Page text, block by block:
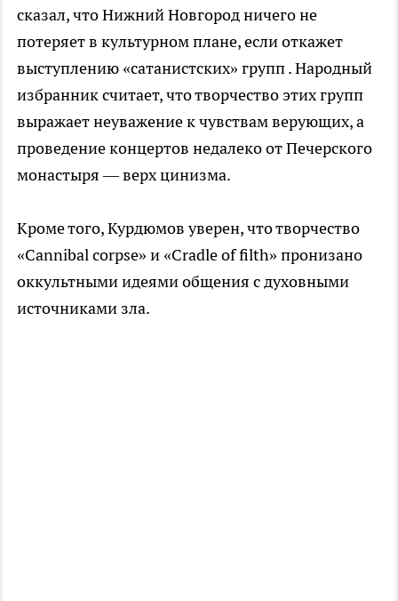
сказал, что Нижний Новгород ничего не
потеряет в культурном плане, если откажет
выступлению «сатанистских» групп . Народный
избранник считает, что творчество этих групп
выражает неуважение к чувствам верующих, а
проведение концертов недалеко от Печерского
монастыря — верх цинизма.
Кроме того, Курдюмов уверен, что творчество
«Cannibal corpse» и «Cradle of filth» пронизано
оккультными идеями общения с духовными
источниками зла.